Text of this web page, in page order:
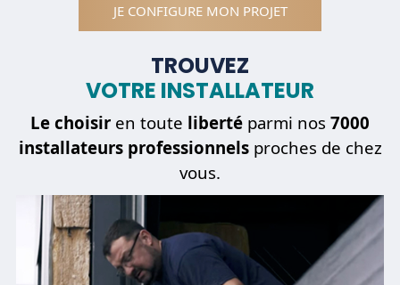
JE CONFIGURE MON PROJET
TROUVEZ
VOTRE INSTALLATEUR
Le choisir en toute liberté parmi nos 7000
installateurs professionnelsproches de chez
vous.